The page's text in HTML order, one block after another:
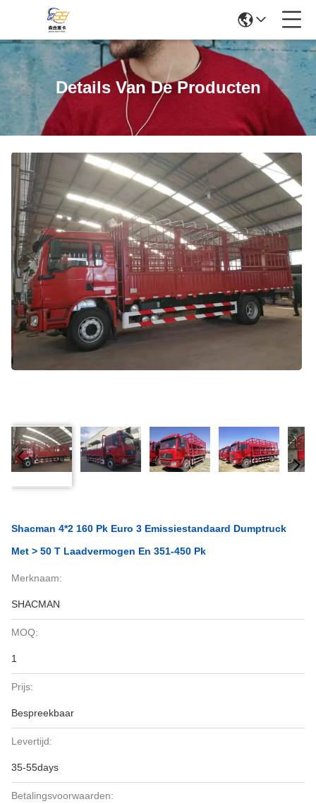
Details Van De Producten
Shacman 4*2 160 Pk Euro 3 Emissiestandaard Dumptruck
Met > 50 T Laadvermogen En 351-450 Pk
Merknaam:
SHACMAN
MOQ:
1
Prijs:
Bespreekbaar
Levertijd:
35-55days
Betalingsvoorwaarden: